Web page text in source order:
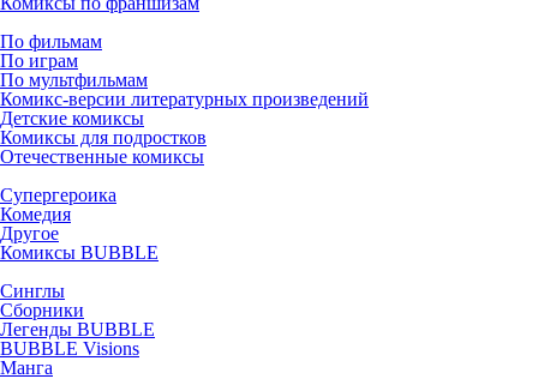
По фильмам
По играм
По мультфильмам
Комикс-версии литературных произведений
Детские комиксы
Комиксы для подростков
Отечественные комиксы
Супергероика
Комедия
Другое
Комиксы BUBBLE
Синглы
Сборники
Легенды BUBBLE
BUBBLE Visions
Манга